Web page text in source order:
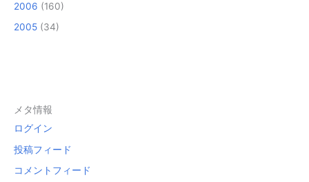
2006 (160)
2005 (34)
メタ情報
ログイン
投稿フィード
コメントフィード